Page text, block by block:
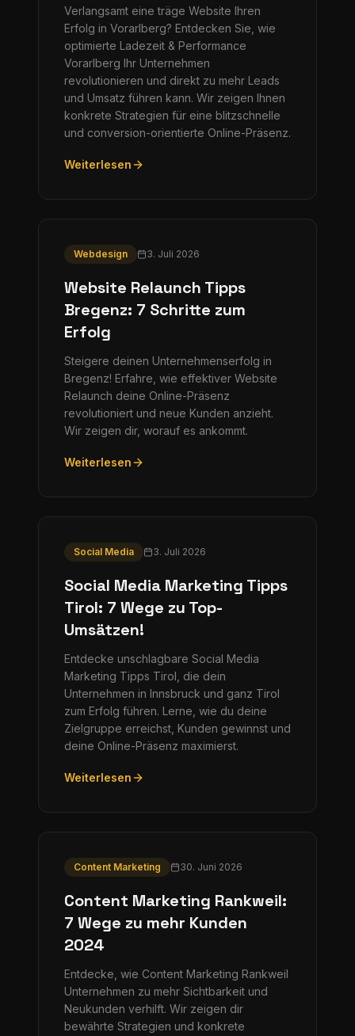
Verlangsamt eine träge Website Ihren
Erfolg in Vorarlberg? Entdecken Sie, wie
optimierte Ladezeit & Performance
Vorarlberg Ihr Unternehmen
revolutionieren und direkt zu mehr Leads
und Umsatz führen kann. Wir zeigen Ihnen
konkrete Strategien für eine blitzschnelle
und conversion-orientierte Online-Präsenz.
Weiterlesen
Webdesign 3. Juli 2026
Website Relaunch Tipps
Bregenz: 7 Schritte zum
Erfolg
Steigere deinen Unternehmenserfolg in
Bregenz! Erfahre, wie effektiver Website
Relaunch deine Online-Präsenz
revolutioniert und neue Kunden anzieht.
Wir zeigen dir, worauf es ankommt.
Weiterlesen
Social Media 3. Juli 2026
Social Media Marketing Tipps
Tirol: 7 Wege zu Top-
Umsätzen!
Entdecke unschlagbare Social Media
Marketing Tipps Tirol, die dein
Unternehmen in Innsbruck und ganz Tirol
zum Erfolg führen. Lerne, wie du deine
Zielgruppe erreichst, Kunden gewinnst und
deine Online-Präsenz maximierst.
Weiterlesen
Content Marketing 30. Juni 2026
Content Marketing Rankweil:
7 Wege zu mehr Kunden
2024
Entdecke, wie Content Marketing Rankweil
Unternehmen zu mehr Sichtbarkeit und
Neukunden verhilft. Wir zeigen dir
bewährte Strategien und konkrete